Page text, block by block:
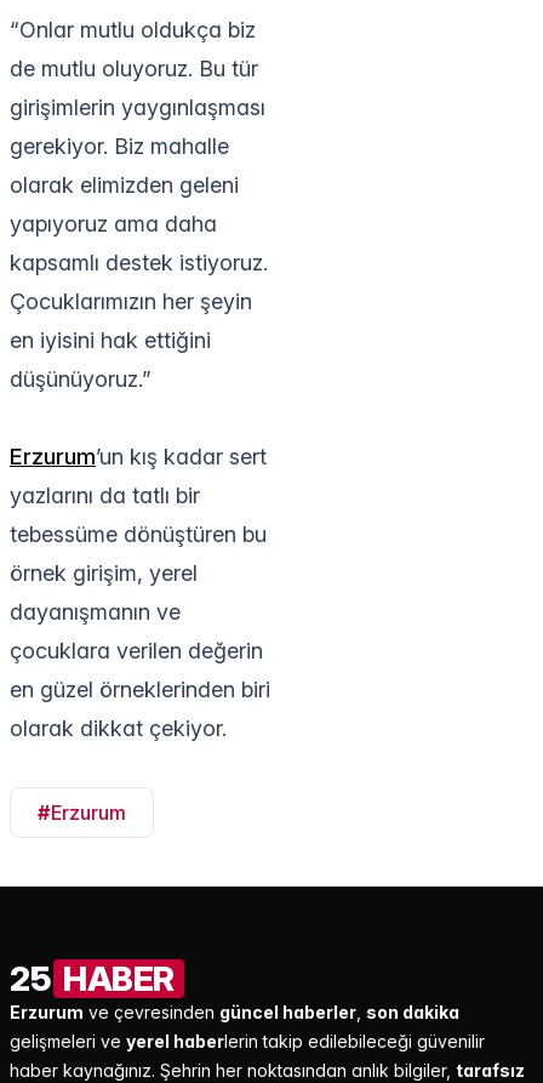
“Onlar mutlu oldukça biz
de mutlu oluyoruz. Bu tür
girişimlerin yaygınlaşması
gerekiyor. Biz mahalle
olarak elimizden geleni
yapıyoruz ama daha
kapsamlı destek istiyoruz.
Çocuklarımızın her şeyin
en iyisini hak ettiğini
düşünüyoruz.”
Erzurum’un kış kadar sert
yazlarını da tatlı bir
tebessüme dönüştüren bu
örnek girişim, yerel
dayanışmanın ve
çocuklara verilen değerin
en güzel örneklerinden biri
olarak dikkat çekiyor.
#Erzurum
25 HABER
Erzurum ve çevresinden güncel haberler son dakika
gelişmeleri ve yerel haberlerin takip edilebileceği güvenilir
haber kaynağınız. Şehrin her noktasından anlık bilgiler, tarafsız